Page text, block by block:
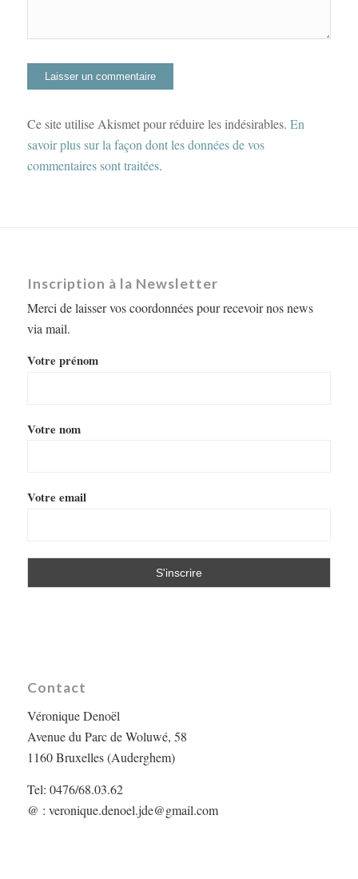
Ce site utilise Akismet pour réduire les indésirables. En
savoir plus sur la façon dont les données de vos
commentaires sont traitées.
Inscription à la Newsletter
Merci de laisser vos coordonnées pour recevoir nos news
via mail.
Votre prénom
Votre nom
Votre email
Contact
Véronique Denoël
Avenue du Parc de Woluwé, 58
1160 Bruxelles (Auderghem)
Tel: 0476/68.03.62
@ : veronique.denoel.jde@gmail.com